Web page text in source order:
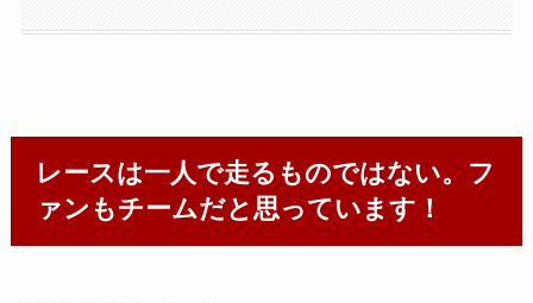
レースは一人で走るものではない。フ
ァンもチームだと思っています！